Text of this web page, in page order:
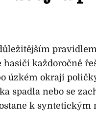
každoročně
úzkém okraji
spadla nebo se
k syntetickým